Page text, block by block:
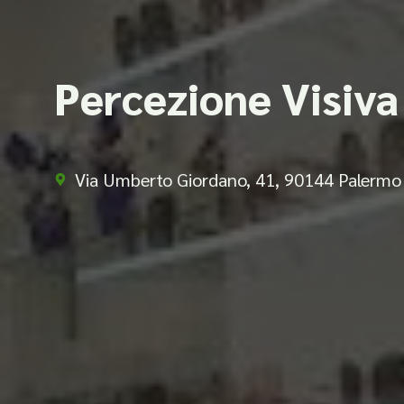
Percezione Visiva
Via Umberto Giordano, 41, 90144 Palermo